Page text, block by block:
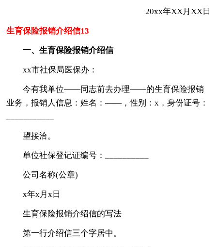
20xx年XX月XX日
生育保险报销介绍信13
一、生育保险报销介绍信
xx市社保局医保办：
今有我单位——同志前去办理——的生育保险报销
业务，报销人信息：姓名：——，性别：x，身份证号：
望接洽。
单位社保登记证编号：__________
公司名称(公章)
x年x月x日
生育保险报销介绍信的写法
第一行介绍信三个字居中。